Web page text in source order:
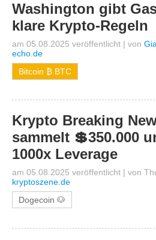
Washington gibt
klare Krypto-Regeln
am 05.08.2025 veröffentlicht | von
echo.de
Bitcoin ₿ BTC
Krypto Breaking
sammelt 💲350.000
1000x Leverage
am 05.08.2025 veröffentlicht | von
kryptoszene.de
Dogecoin 🐶